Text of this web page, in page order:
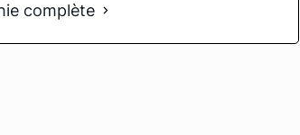
complète